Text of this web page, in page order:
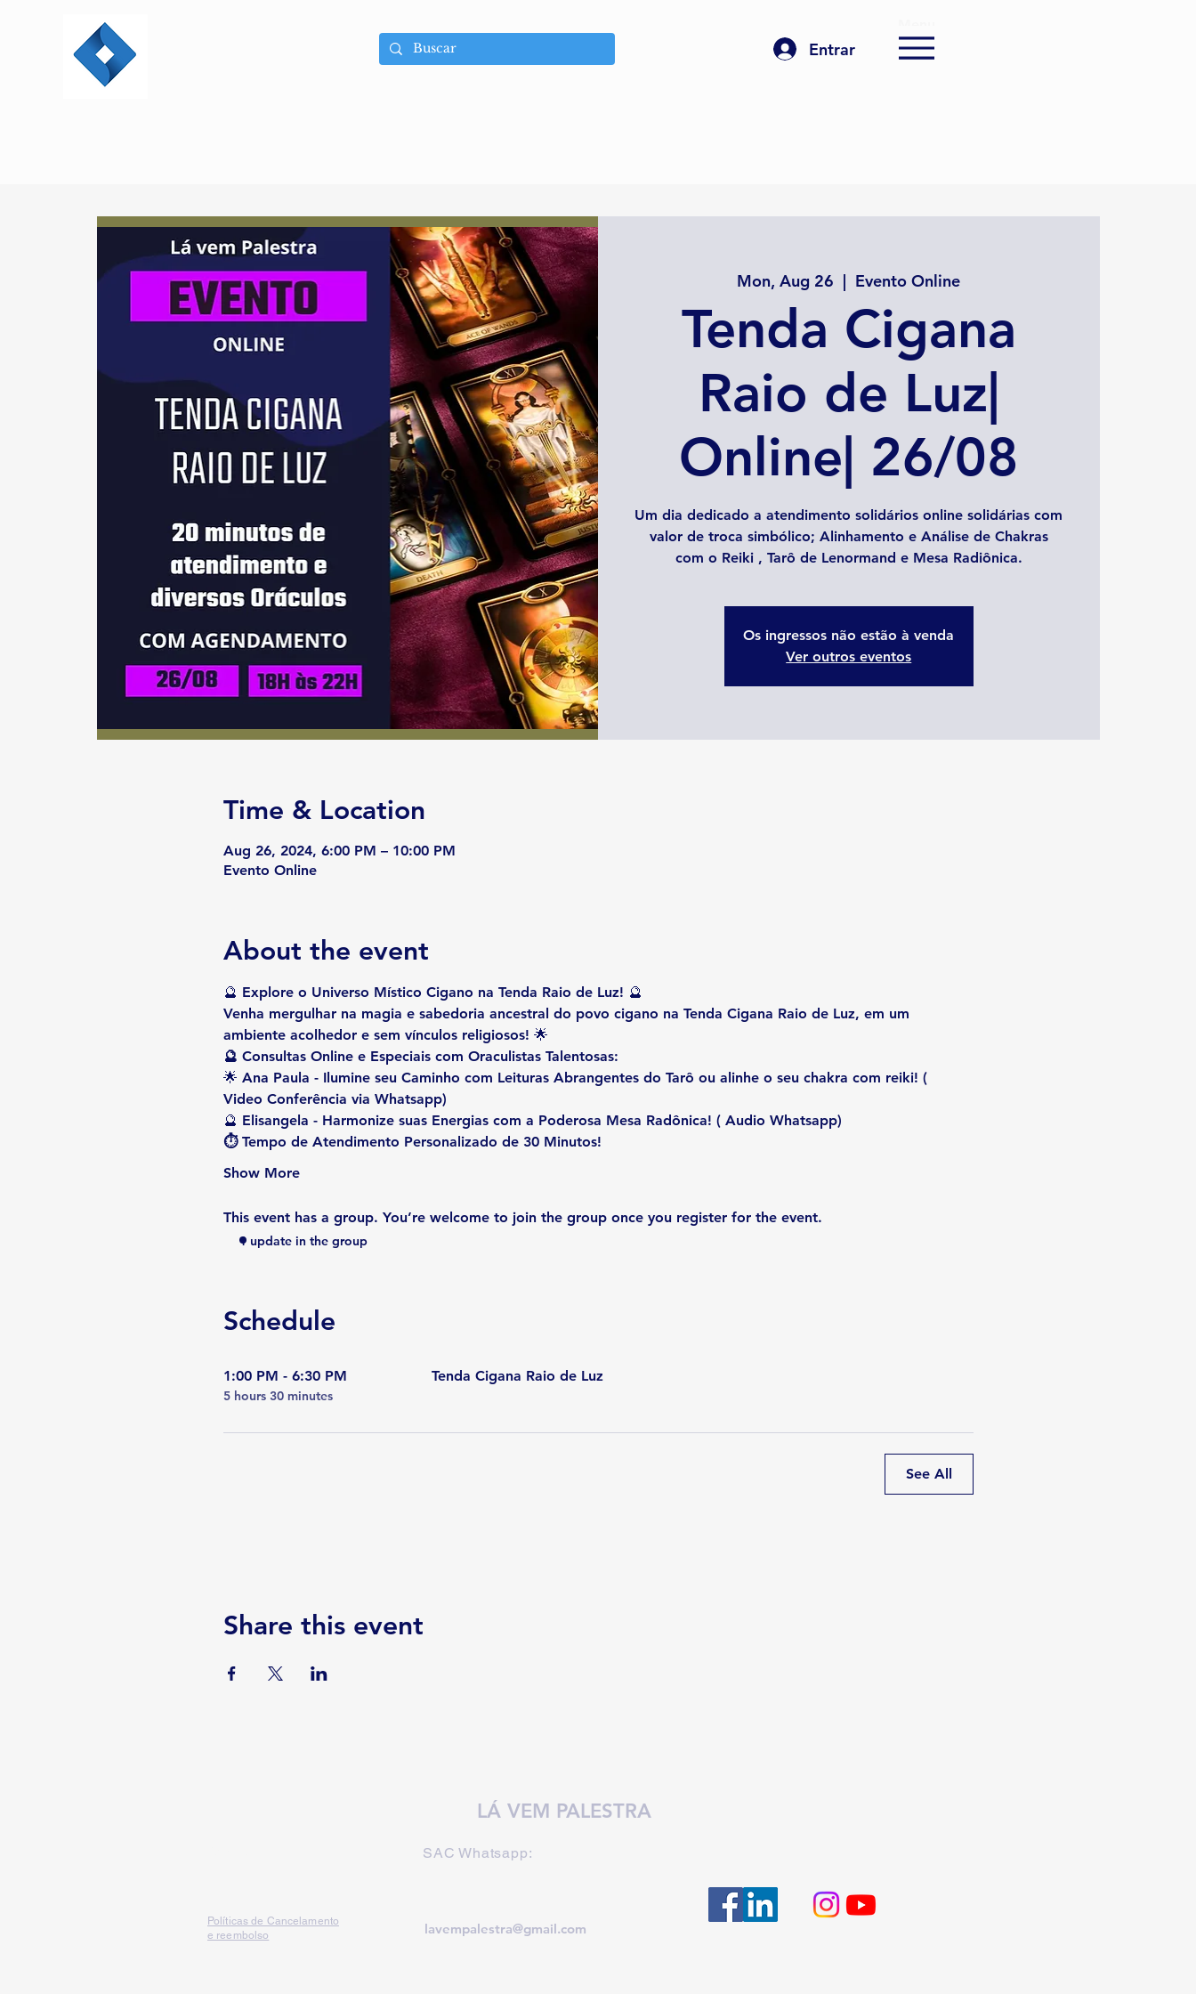
Entrar
Mon, Aug 26
  |
Evento Online
Tenda Cigana
Raio de Luz|
Online| 26/08
Um dia dedicado a atendimento solidários online solidárias com
valor de troca simbólico; Alinhamento e Análise de Chakras
com o Reiki , Tarô de Lenormand e Mesa Radiônica.
Os ingressos não estão à venda
Ver outros eventos
Time & Location
Aug 26, 2024, 6:00 PM – 10:00 PM
Evento Online
About the event
🔮 Explore o Universo Místico Cigano na Tenda Raio de Luz! 🔮
Venha mergulhar na magia e sabedoria ancestral do povo cigano na Tenda Cigana Raio de Luz, em um
ambiente acolhedor e sem vínculos religiosos! 🌟
🔮 Consultas Online e Especiais com Oraculistas Talentosas:
🌟 Ana Paula - Ilumine seu Caminho com Leituras Abrangentes do Tarô ou alinhe o seu chakra com reiki! (
Video Conferência via Whatsapp)
🔮 Elisangela - Harmonize suas Energias com a Poderosa Mesa Radônica! ( Audio Whatsapp)
⏱ Tempo de Atendimento Personalizado de 30 Minutos!
Show More
This event has a group. You’re welcome to join the group once you register for the event.
1 update in the group
Schedule
1:00 PM - 6:30 PM
5 hours 30 minutes
Tenda Cigana Raio de Luz
See All
Share this event
LÁ VEM PALESTRA
Políticas de Cancelamento
e reembolso
SAC Whatsapp:
lavempalestra@gmail.com